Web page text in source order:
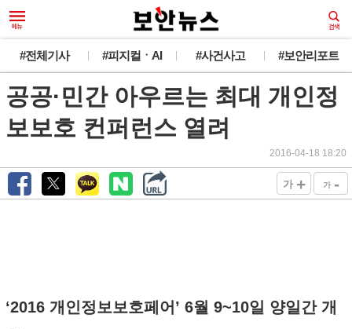
#전체기사 #피지컬ㆍAI #사건사고 #보안리포트
공공·민간 아우르는 최대 개인정
보보호 컨퍼런스 열려
2016-04-18 18:20
가 + 가 -
‘2016 개인정보보호페어’ 6월 9~10일 양일간 개